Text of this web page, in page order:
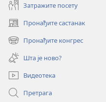
Затражите посету
Пронађите састанак
(отвара
нови
прозор)
Пронађите конгрес
(отвара
нови
прозор)
Шта је ново?
Видеотека
Претрага